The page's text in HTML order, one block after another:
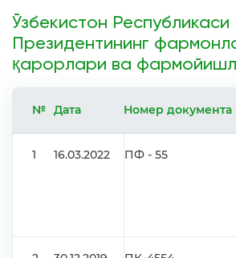
Ўзбекистон Республикаси
Президентининг
қарорлари ва
№ Дата Номер документа
1 16.03.2022 ПФ - 55